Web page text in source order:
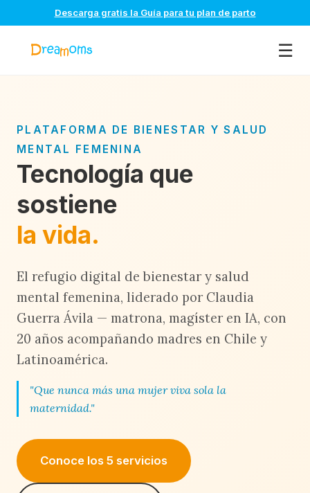
Descarga gratis la Guía para tu plan de parto
☰
PLATAFORMA DE BIENESTAR Y SALUD
MENTAL FEMENINA
Tecnología que
sostiene
la vida.
El refugio digital de bienestar y salud
mental femenina, liderado por Claudia
Guerra Ávila — matrona, magíster en IA, con
20 años acompañando madres en Chile y
Latinoamérica.
"Que nunca más una mujer viva sola la
maternidad."
Conoce los 5 servicios